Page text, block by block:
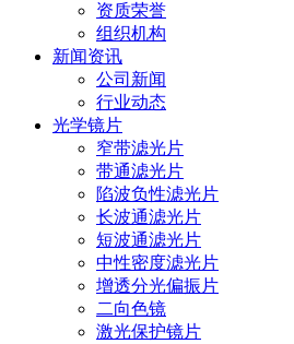
资质荣誉
组织机构
新闻资讯
公司新闻
行业动态
光学镜片
窄带滤光片
带通滤光片
陷波负性滤光片
长波通滤光片
短波通滤光片
中性密度滤光片
增透分光偏振片
二向色镜
激光保护镜片